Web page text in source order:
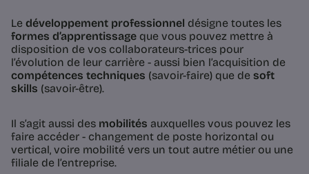
Le développement professionnel désigne toutes les
formes d’apprentissage que vous pouvez mettre à
disposition de vos collaborateurs-trices pour
l’évolution de leur carrière - aussi bien l’acquisition de
compétences techniques (savoir-faire) que de soft
skills (savoir-être).
Il s’agit aussi des mobilités auxquelles vous pouvez les
faire accéder - changement de poste horizontal ou
vertical, voire mobilité vers un tout autre métier ou une
filiale de l’entreprise.